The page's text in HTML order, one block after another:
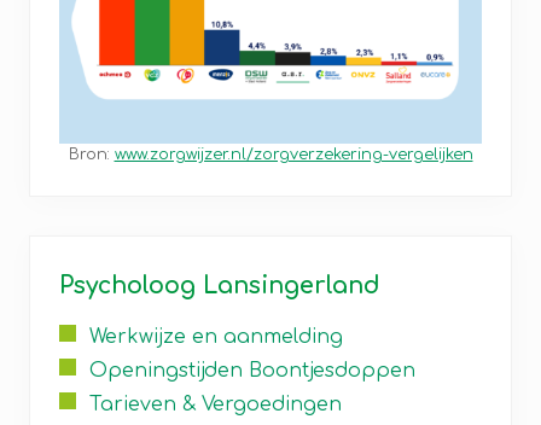
Bron: www.zorgwijzer.nl/zorgverzekering-vergelijken
Sidebar
Psycholoog Lansingerland
Werkwijze en aanmelding
Openingstijden Boontjesdoppen
Tarieven & Vergoedingen